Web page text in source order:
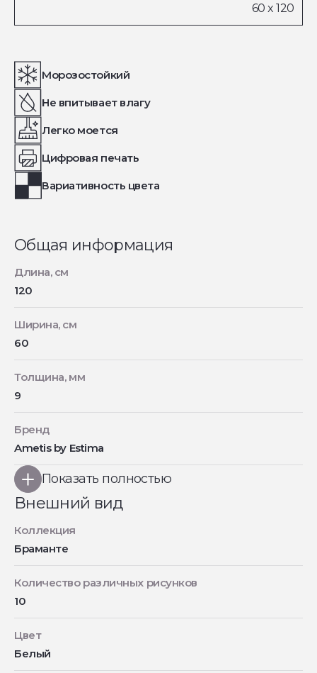
Морозостойкий
Не впитывает влагу
Легко моется
Цифровая печать
Вариативность цвета
Общая информация
Длина, см
120
Ширина, см
60
Толщина, мм
9
Бренд
Ametis by Estima
Показать полностью
Внешний вид
Коллекция
Браманте
Количество различных рисунков
10
Цвет
Белый